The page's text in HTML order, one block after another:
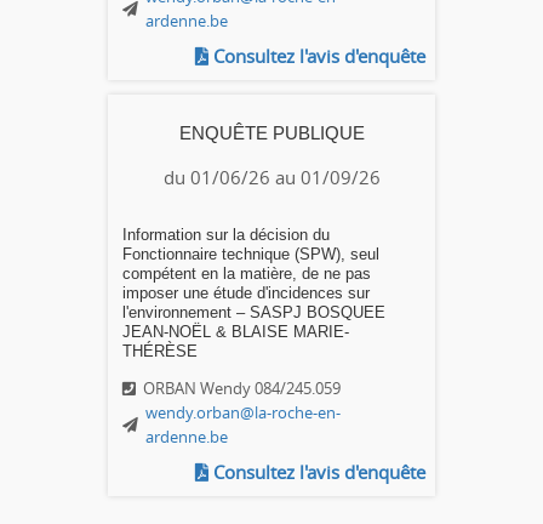
ardenne.be
Consultez l'avis d'enquête
ENQUÊTE PUBLIQUE
du 01/06/26 au 01/09/26
Information sur la décision du
Fonctionnaire technique (SPW), seul
compétent en la matière, de ne pas
imposer une étude d'incidences sur
l'environnement – SASPJ BOSQUEE
JEAN-NOËL & BLAISE MARIE-
THÉRÈSE
ORBAN Wendy 084/245.059
wendy.orban@la-roche-en-
ardenne.be
Consultez l'avis d'enquête